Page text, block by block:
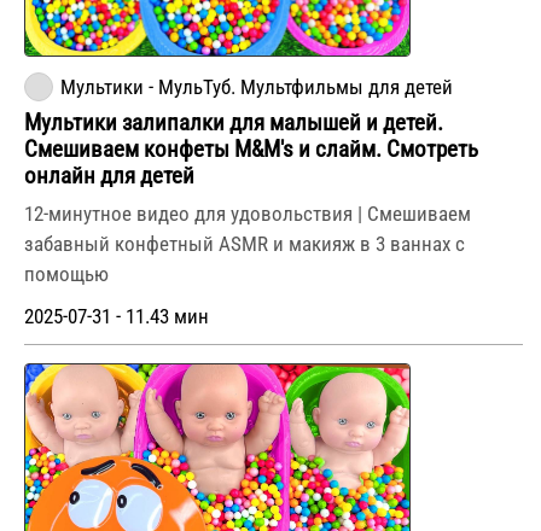
Мультики - МульТуб. Мультфильмы для детей
Мультики залипалки для малышей и детей.
Смешиваем конфеты M&M's и слайм. Смотреть
онлайн для детей
12-минутное видео для удовольствия | Смешиваем
забавный конфетный ASMR и макияж в 3 ваннах с
помощью
2025-07-31 - 11.43 мин